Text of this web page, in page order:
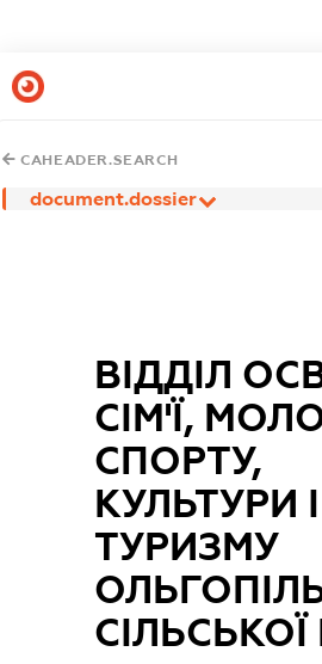
CAHEADER.SEARCH
document.dossier
ВІДДІЛ
СІМ'Ї,
СПОРТУ,
КУЛЬТУРИ І
ТУРИЗМУ